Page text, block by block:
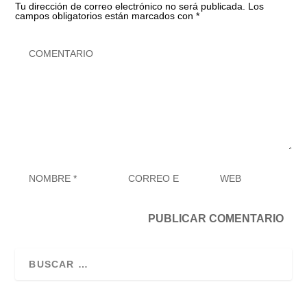
Tu dirección de correo electrónico no será publicada.
Los
campos obligatorios están marcados con*